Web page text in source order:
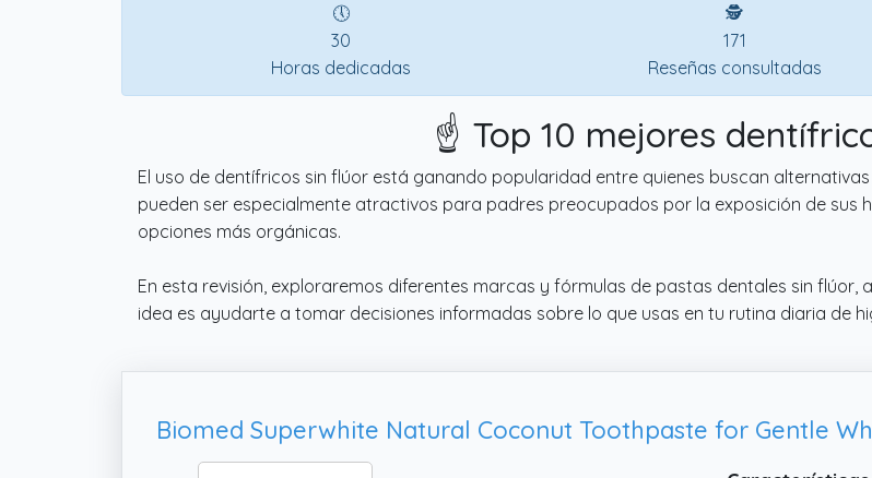
🕔
30
Horas dedicadas
🕵
171
Reseñas consultadas
☝️ Top 10 mejores
El uso de dentífricos sin flúor está ganando popularidad entre quienes buscan
pueden ser especialmente atractivos para padres preocupados por la exposición de sus
opciones más orgánicas.
En esta revisión, exploraremos diferentes marcas y fórmulas de pastas dentales sin flúor,
idea es ayudarte a tomar decisiones informadas sobre lo que usas en tu rutina diaria de